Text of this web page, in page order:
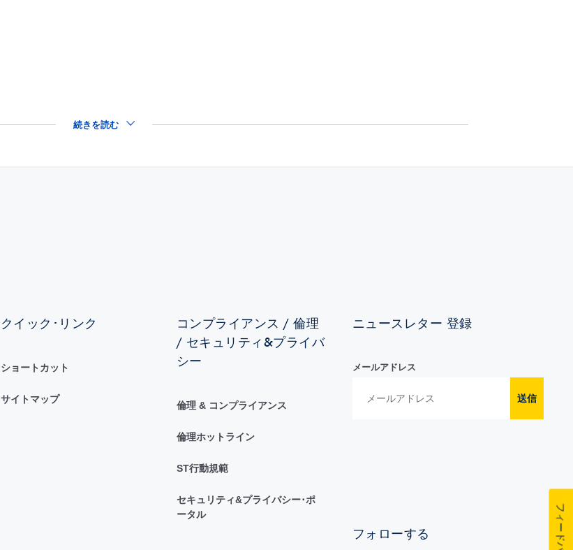
続きを読む
クイック･リンク
ショートカット
サイトマップ
コンプライアンス / 倫理
/ セキュリティ&プライバ
シー
倫理 & コンプライアンス
倫理ホットライン
ST行動規範
セキュリティ&プライバシー･ポ
ータル
ニュースレター 登録
メールアドレス
送信
フォローする